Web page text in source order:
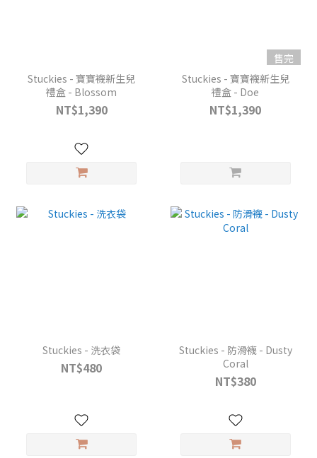
Stuckies - 寶寶襪新生兒
禮盒 - Blossom
NT$1,390
售完
Stuckies - 寶寶襪新生兒
禮盒 - Doe
NT$1,390
Stuckies - 洗衣袋
NT$480
Stuckies - 防滑襪 - Dusty
Coral
NT$380